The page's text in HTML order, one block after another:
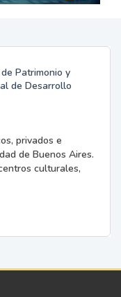
Patrimonio y
de Desarrollo
privados e
de Buenos Aires.
culturales,